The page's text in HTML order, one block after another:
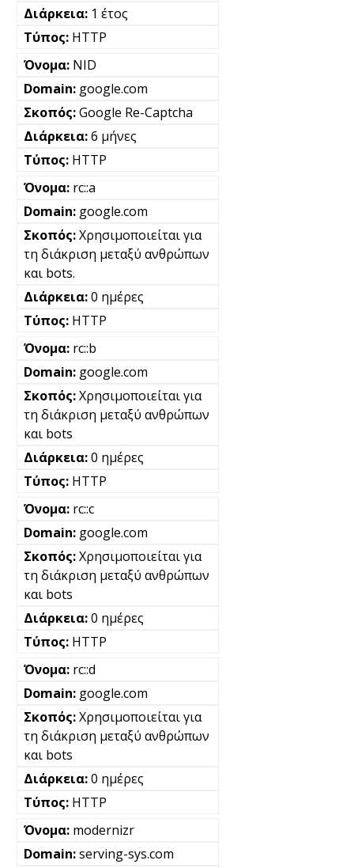
1 έτος
HTTP
NID
google.com
Google Re-Captcha
6 μήνες
HTTP
rc::a
google.com
Χρησιμοποιείται για
τη διάκριση μεταξύ ανθρώπων
και bots.
0 ημέρες
HTTP
rc::b
google.com
Χρησιμοποιείται για
τη διάκριση μεταξύ ανθρώπων
και bots
0 ημέρες
HTTP
rc::c
google.com
Χρησιμοποιείται για
τη διάκριση μεταξύ ανθρώπων
και bots
0 ημέρες
HTTP
rc::d
google.com
Χρησιμοποιείται για
τη διάκριση μεταξύ ανθρώπων
και bots
0 ημέρες
HTTP
modernizr
serving-sys.com